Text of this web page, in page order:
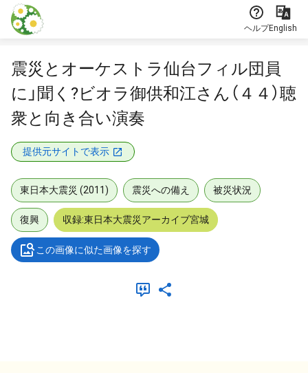
本文に飛ぶ
ヘルプEnglish
震災とオーケストラ仙台フィル団員
に」聞く?ビオラ御供和江さん（４４）聴
衆と向き合い演奏
提供元サイトで表示
東日本大震災 (2011) 震災への備え 被災状況
復興 収録:東日本大震災アーカイブ宮城
この画像に似た画像を探す